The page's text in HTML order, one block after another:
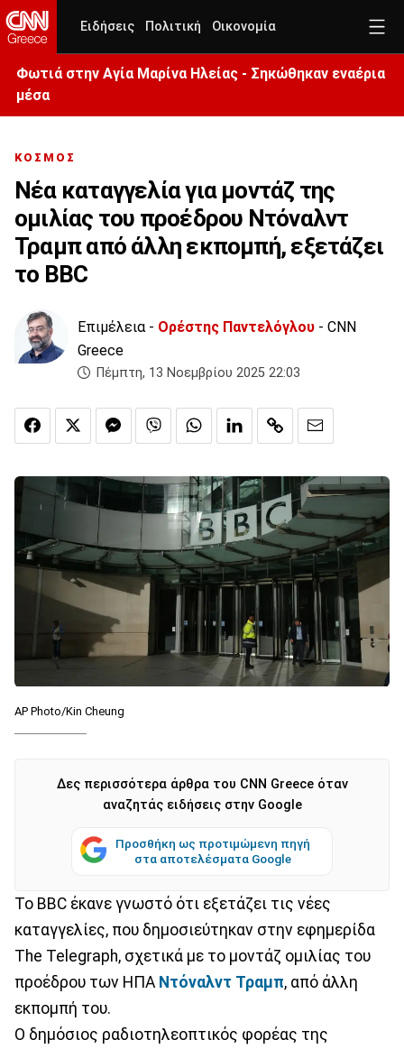
Ειδήσεις Πολιτική Οικονομία
Φωτιά στην Aγία Μαρίνα Ηλείας - Σηκώθηκαν εναέρια
μέσα
ΚΟΣΜΟΣ
Νέα καταγγελία για μοντάζ της
ομιλίας του προέδρου Ντόναλντ
Τραμπ από άλλη εκπομπή, εξετάζει
το BBC
Επιμέλεια - Ορέστης Παντελόγλου - CNN
Greece
Πέμπτη, 13 Νοεμβρίου 2025 22:03
AP Photo/Kin Cheung
Δες περισσότερα άρθρα του CNN Greece όταν
αναζητάς ειδήσεις στην Google
Προσθήκη ως προτιμώμενη πηγή
στα αποτελέσματα Google
Το BBC έκανε γνωστό ότι εξετάζει τις νέες
καταγγελίες, που δημοσιεύτηκαν στην εφημερίδα
The Telegraph, σχετικά με το μοντάζ ομιλίας του
προέδρου των ΗΠΑ Ντόναλντ Τραμπ, από άλλη
εκπομπή του.
Ο δημόσιος ραδιοτηλεοπτικός φορέας της